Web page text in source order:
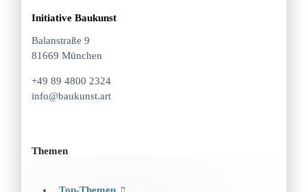
Initiative Baukunst
Balanstraße 9
81669 München
+49 89 4800 2324
info@baukunst.art
Themen